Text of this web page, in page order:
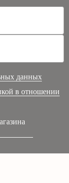
данных
в отношении